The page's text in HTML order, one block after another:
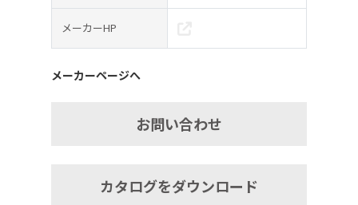
メーカーHP
メーカーページへ
お問い合わせ
カタログをダウンロード